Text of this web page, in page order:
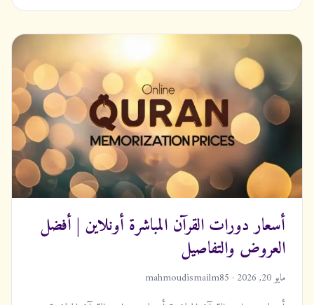
أسعار دورات القرآن المباشرة أونلاين | أفضل
العروض والتفاصيل
مايو 20, 2026 · mahmoudismailm85